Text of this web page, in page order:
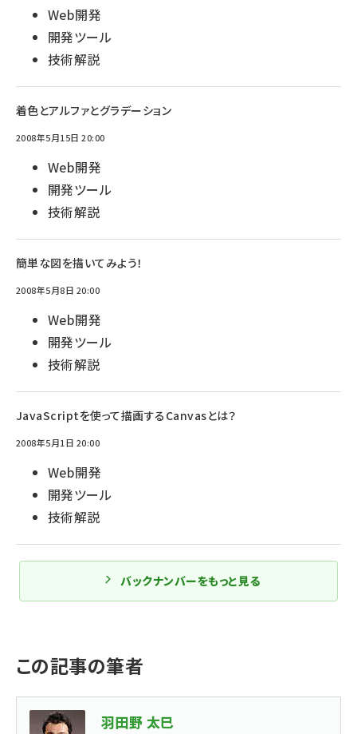
Web開発
開発ツール
技術解説
着色とアルファとグラデーション
2008年5月15日 20:00
Web開発
開発ツール
技術解説
簡単な図を描いてみよう！
2008年5月8日 20:00
Web開発
開発ツール
技術解説
JavaScriptを使って描画するCanvasとは？
2008年5月1日 20:00
Web開発
開発ツール
技術解説
バックナンバーをもっと見る
この記事の筆者
羽田野 太巳